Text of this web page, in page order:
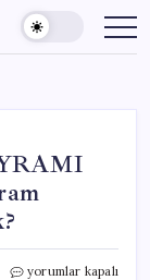
EDİRNE’DE
yorumlar kapalı